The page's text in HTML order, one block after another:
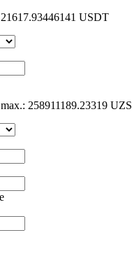
USDT
max.: 258911189.23319 UZS